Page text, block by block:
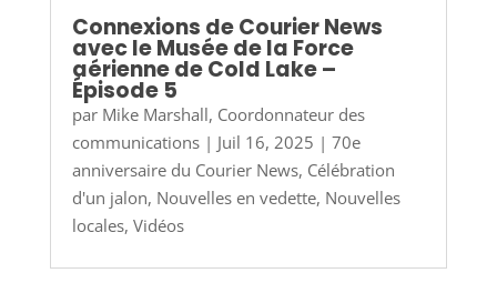
Connexions de Courier News
avec le Musée de la Force
aérienne de Cold Lake –
Épisode 5
par Mike Marshall, Coordonnateur des
communications| Juil 16, 2025 | 70e
anniversaire du Courier News, Célébration
d'un jalon, Nouvelles en vedette, Nouvelles
locales, Vidéos